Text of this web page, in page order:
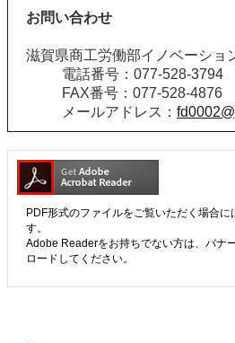
お問い合わせ
滋賀県商工労働部イノベーショ
電話番号：077-528-3794
FAX番号：077-528-4876
メールアドレス：
PDF形式のファイルをご覧いただく場合
す。
Adobe Readerをお持ちでない方は、バナ
ロードしてください。